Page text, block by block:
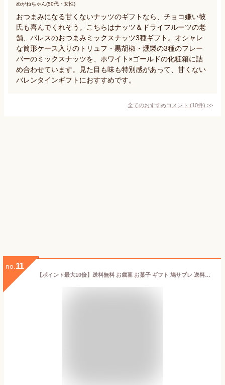
めがねちゃん(50代・女性)
おつまみになる甘くないナッツのギフトなら、チョコ嫌い彼
氏も喜んでくれそう。こちらはナッツ＆ドライフルーツの老
舗、パレスのおつまみミックスナッツ3種ギフト。オシャレ
な筒形ケース入りのトリュフ・黒胡椒・燻製の3種のフレー
バーのミックスナッツを、ホワイト×ゴールドの化粧箱に詰
め合わせています。見た目も味も特別感があって、甘くない
バレンタインギフトにおすすめです。
全てのおすすめコメント (10件) >
no. 11
【ポイント最大10倍】送料無料 お歳暮 お菓子 ギフト 鳩サブレ 送料無料 鳩サブレー 豊島屋 6枚 8枚 16枚 25枚 34枚 44枚 鳩サブレー お中元 お菓子 東京お土産 夏ギフト 敬老の日 ギフト プレゼント 贈り物 内祝い 出産内祝い お返し プチギフト